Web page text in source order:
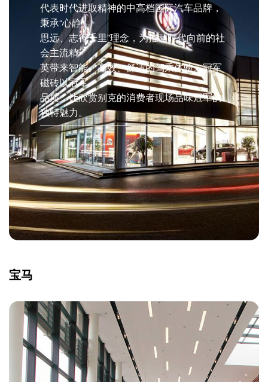
代表时代进取精神的中高档国际汽车品牌，
秉承“心静、
思远、志行千里”理念，为推动时代向前的社
会主流精
英带来智能、高效、舒适的驾乘体验。冠军
磁砖以冠军
品质，让欣赏别克的消费者现场品味冠军的
独特魅力。
宝马